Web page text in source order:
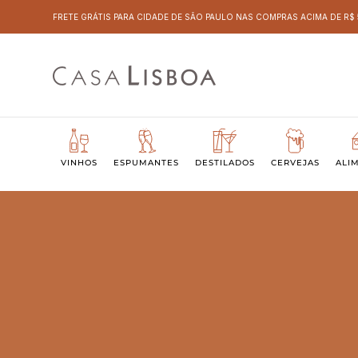
FRETE GRÁTIS PARA CIDADE DE SÃO PAULO NAS COMPRAS ACIMA DE
VINHOS ESPUMANTES DESTILADOS CERVEJAS